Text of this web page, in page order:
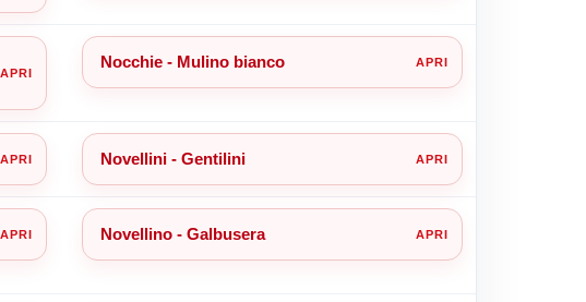
Nocchie - Mulino bianco
Novellini - Gentilini
Novellino - Galbusera